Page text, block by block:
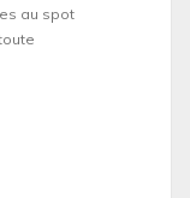
au spot